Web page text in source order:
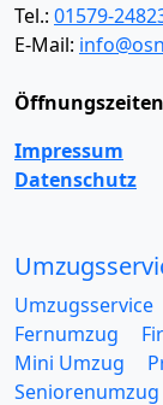
Tel.: 01579-
E-Mail:
Impressum
Datenschutz
Umzugsservice
Fernumzug
Mini Umzug
Seniorenumzug